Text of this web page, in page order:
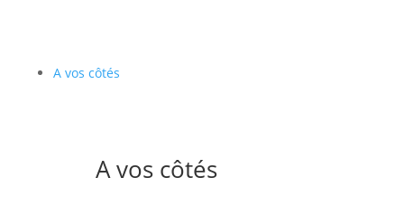
A vos côtés
A vos côtés